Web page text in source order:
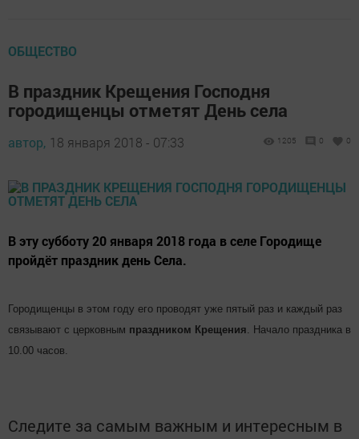
ОБЩЕСТВО
В праздник Крещения Господня
городищенцы отметят День села
автор, 18 января 2018 - 07:33 1205 0 0
В эту субботу 20 января 2018 года в селе Городище
пройдёт праздник день Села.
Городищенцы в этом году его проводят уже пятый раз и каждый раз
связывают с церковным праздником Крещения. Начало праздника в
10.00 часов.
Следите за самым важным и интересным в